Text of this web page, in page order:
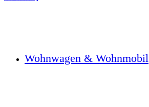
Wohnwagen & Wohnmobil